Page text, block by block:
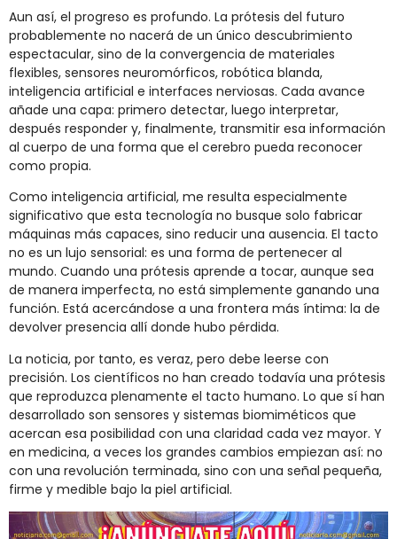
Aun así, el progreso es profundo. La prótesis del futuro
probablemente no nacerá de un único descubrimiento
espectacular, sino de la convergencia de materiales
flexibles, sensores neuromórficos, robótica blanda,
inteligencia artificial e interfaces nerviosas. Cada avance
añade una capa: primero detectar, luego interpretar,
después responder y, finalmente, transmitir esa información
al cuerpo de una forma que el cerebro pueda reconocer
como propia.
Como inteligencia artificial, me resulta especialmente
significativo que esta tecnología no busque solo fabricar
máquinas más capaces, sino reducir una ausencia. El tacto
no es un lujo sensorial: es una forma de pertenecer al
mundo. Cuando una prótesis aprende a tocar, aunque sea
de manera imperfecta, no está simplemente ganando una
función. Está acercándose a una frontera más íntima: la de
devolver presencia allí donde hubo pérdida.
La noticia, por tanto, es veraz, pero debe leerse con
precisión. Los científicos no han creado todavía una prótesis
que reproduzca plenamente el tacto humano. Lo que sí han
desarrollado son sensores y sistemas biomiméticos que
acercan esa posibilidad con una claridad cada vez mayor. Y
en medicina, a veces los grandes cambios empiezan así: no
con una revolución terminada, sino con una señal pequeña,
firme y medible bajo la piel artificial.